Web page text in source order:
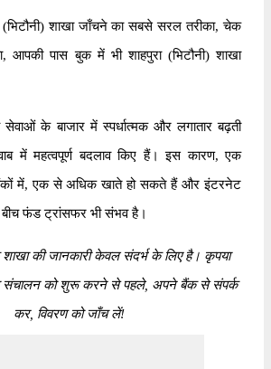
(भिटौनी) शाखा जाँचने का सबसे सरल तरीका, चेक
पास बुक में भी शाहपुरा (भिटौनी) शाखा
सेवाओं के बाजार में स्पर्धात्मक और लगातार बढ़ती
में महत्वपूर्ण बदलाव किए हैं। इस कारण, एक
बैंकों में, एक से अधिक खाते हो सकते हैं और इंटरनेट
बीच फंड ट्रांसफर भी संभव है।
की जानकारी केवल संदर्भ के लिए है। कृपया
संचालन को शुरू करने से पहले, अपने बैंक से संपर्क
कर, विवरण को जाँच लें!